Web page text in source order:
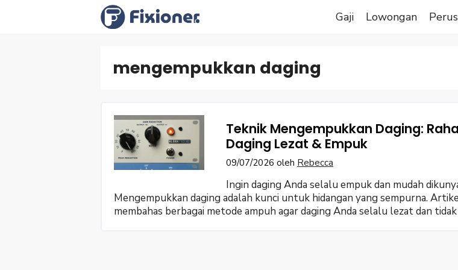
Gaji Lowongan
mengempukkan daging
Teknik Mengempukkan Daging:
Daging Lezat & Empuk
09/07/2026 oleh Rebecca
Ingin daging Anda selalu empuk dan mudah
Mengempukkan daging adalah kunci untuk hidangan yang sempurna.
membahas berbagai metode ampuh agar daging Anda selalu lezat dan